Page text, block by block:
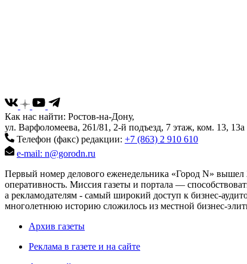
Как нас найти: Ростов-на-Дону,
ул. Варфоломеева, 261/81, 2-й подъезд, 7 этаж, ком. 13, 13а
Телефон (факс) редакции: +7 (863) 2 910 610
e-mail: n@gorodn.ru
Первый номер делового еженедельника «Город N» вышел
оперативность. Миссия газеты и портала —
а рекламодателям - самый широкий доступ к бизнес-
многолетнюю историю сложилось из местной бизнес-
Архив газеты
Реклама в газете и на сайте